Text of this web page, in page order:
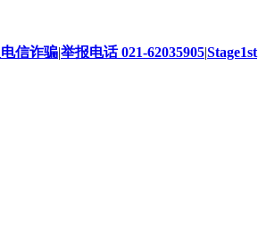
信诈骗|举报电话 021-62035905|Stage1st